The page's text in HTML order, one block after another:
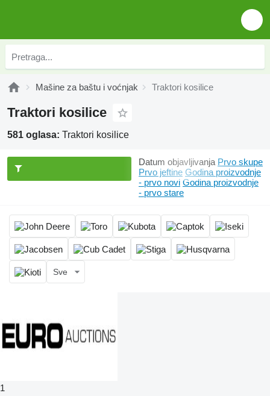
Mašine za baštu i voćnjak Traktori kosilice
Traktori kosilice
581 oglasa: Traktori kosilice
Datum objavljivanja Prvo skupe
Prvo jeftine Godina proizvodnje
- prvo novi Godina proizvodnje
- prvo stare
Sve
1